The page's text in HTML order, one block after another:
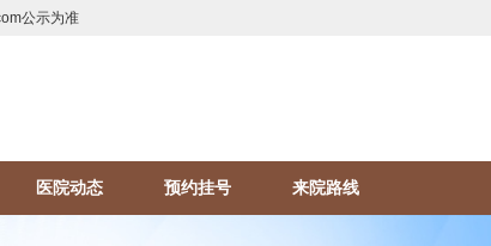
公示为准
医院动态 预约挂号 来院路线